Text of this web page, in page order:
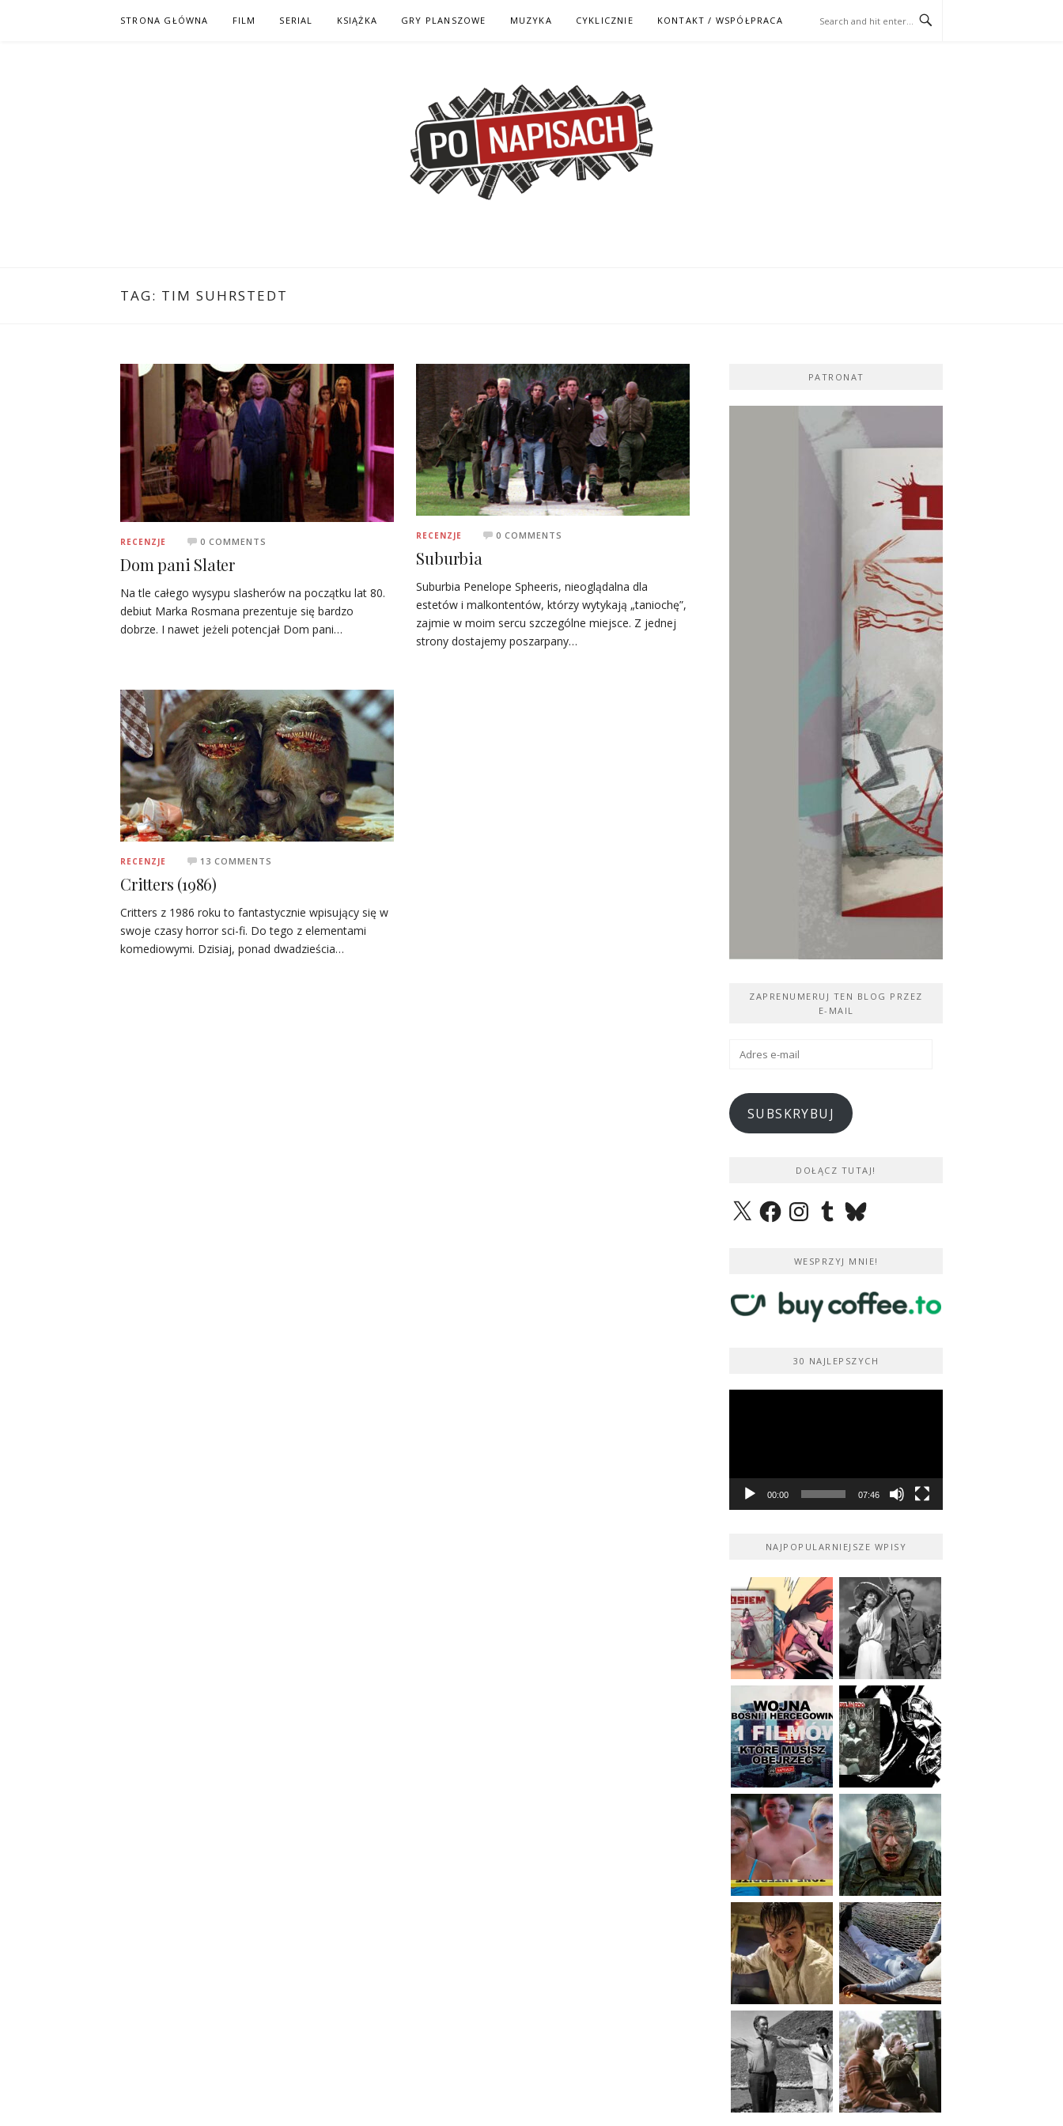
STRONA GŁÓWNA FILM SERIAL KSIĄŻKA GRY PLANSZOWE MUZYKA CYKLICZNIE KONTAKT / WSPÓŁPRACA
TAG: TIM SUHRSTEDT
RECENZJE 0 COMMENTS
Dom pani Slater
Na tle całego wysypu slasherów na początku lat 80.
debiut Marka Rosmana prezentuje się bardzo
dobrze. I nawet jeżeli potencjał Dom pani…
RECENZJE 0 COMMENTS
Suburbia
Suburbia Penelope Spheeris, nieoglądalna dla
estetów i malkontentów, którzy wytykają „taniochę”,
zajmie w moim sercu szczególne miejsce. Z jednej
strony dostajemy poszarpany…
RECENZJE 13 COMMENTS
Critters (1986)
Critters z 1986 roku to fantastycznie wpisujący się w
swoje czasy horror sci-fi. Do tego z elementami
komediowymi. Dzisiaj, ponad dwadzieścia…
PATRONAT
ZAPRENUMERUJ TEN BLOG PRZEZ
E-MAIL
Adres
SUBSKRYBUJ
DOŁĄCZ TUTAJ!
X FacebookInstagramTumblrBluesky
WESPRZYJ MNIE!
30 NAJLEPSZYCH
00:00 07:46
NAJPOPULARNIEJSZE WPISY